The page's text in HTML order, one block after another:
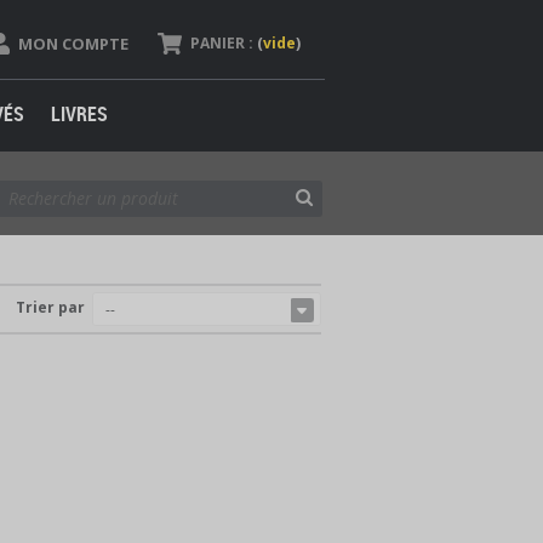
PANIER : (vide)
MON COMPTE
LIVRES
Trier par --